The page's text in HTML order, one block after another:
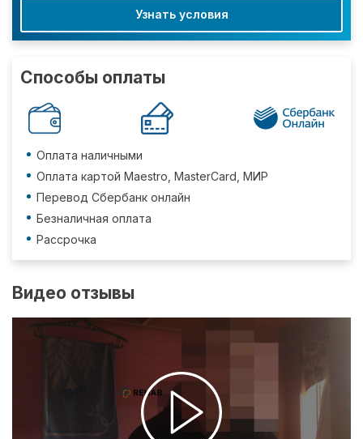
Узнать условия
Способы оплаты
Оплата наличными
Оплата картой Maestro, MasterCard, МИР
Перевод Сбербанк онлайн
Безналичная оплата
Рассрочка
Видео отзывы